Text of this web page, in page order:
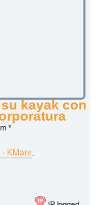
kayak con
*
KMare